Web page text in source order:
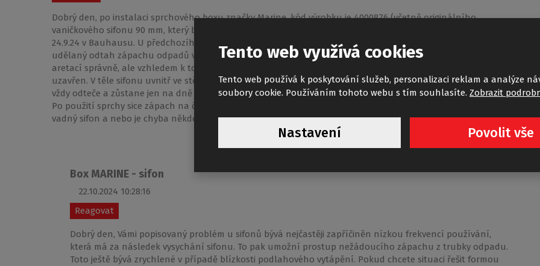
Dobrý den, po instalaci sprchového boxu značky Marine, kód výrobku je 4000876 (včetně originálního
vaničkového sifonu 90 mm, který byl součástí balení) se vrací zápach z odpadu. Sprchový box byl zakoupený
24.9.24 v Bauhausu. U předchozího sprchového koutu jsem žádný takový problém nikdy neměla. Navíc mám
udělaný odtah zápachu odpadů ven z domu skrz střechu. Vrchní víko sifonu je nasazeno a dotaženo s
aretací správně, ale vzhledem k tomu, že je tam prostor pro odtok, tak sifon samozřejmě není hermeticky
uzavřen. V těle sifonu uvnitř ve stěně je odtokový otvor 40 mm, který ale není naplněn vodou, voda z něj
vždy odteče a zůstane jen na dně v dolní úrovni odtoku. Sítko na nečistoty je samozřejmě také uvnitř sifonu.
Po použití sprchy sice zápach na čas zmizí, ale poté se zase objeví. Kde je tedy problém? Může se jednat o
vadný sifon a nebo je chyba někde jinde.? Velice děkuji za pomoc a odpověď.
Box MARINE - sifon
22.10.2024 10:28:16
Reagovat
Dobrý den, Vámi popisovaný problém u sifonů bývá nejčastěji zapříčiněn nízkou frekvencí používání,
která má za následek vysychání sifonu. To pak umožní prostup nežádoucího zápachu z trubky odpadu.
Toto ještě bývá zrychlené v případě blízkosti podlahového vytápění. Pokud chcete situaci řešit formou
Tento web využívá cookies
Tento web používá k poskytování služeb, personalizaci reklam a analýze
soubory cookie. Používáním tohoto webu s tím souhlasíte. Zobrazit
Nastavení Povolit vše